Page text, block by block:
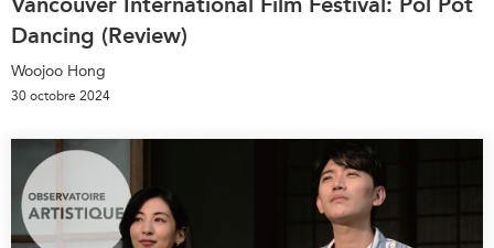
Dancing (Review)
Woojoo Hong
30 octobre 2024